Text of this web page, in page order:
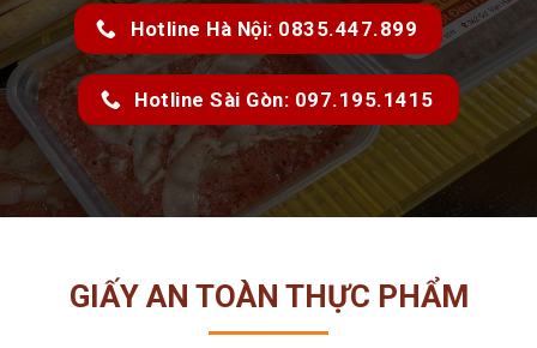
Hotline Hà Nội: 0835.447.899
Hotline Sài Gòn: 097.195.1415
GIẤY AN TOÀN THỰC PHẨM